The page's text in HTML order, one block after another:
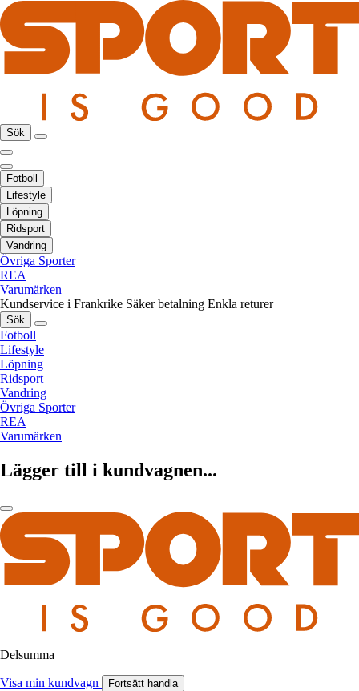
Sök
Fotboll
Lifestyle
Löpning
Ridsport
Vandring
Övriga Sporter
REA
Varumärken
Kundservice i Frankrike Säker betalning Enkla returer
Sök
Fotboll
Lifestyle
Löpning
Ridsport
Vandring
Övriga Sporter
REA
Varumärken
Lägger till i kundvagnen...
Delsumma
Visa min kundvagn Fortsätt handla